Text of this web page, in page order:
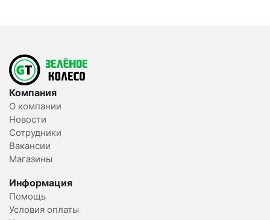
Компания
О компании
Новости
Сотрудники
Вакансии
Магазины
Информация
Помощь
Условия оплаты